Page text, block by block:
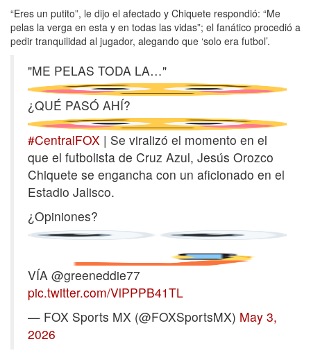
“Eres un putito”, le dijo el afectado y Chiquete respondió: “Me
pelas la verga en esta y en todas las vidas”; el fanático procedió a
pedir tranquilidad al jugador, alegando que ‘solo era futbol’.
"ME PELAS TODA LA…"
¿QUÉ PASÓ AHÍ?
#CentralFOX | Se viralizó el momento en el
que el futbolista de Cruz Azul, Jesús Orozco
Chiquete se engancha con un aficionado en el
Estadio Jalisco.
¿Opiniones?
VÍA @greeneddie77
pic.twitter.com/VlPPPB41TL
— FOX Sports MX (@FOXSportsMX) May 3,
2026